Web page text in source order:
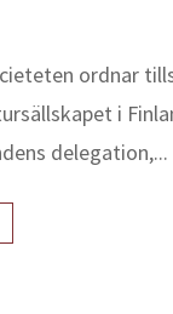
ordnar
i
delegation,...